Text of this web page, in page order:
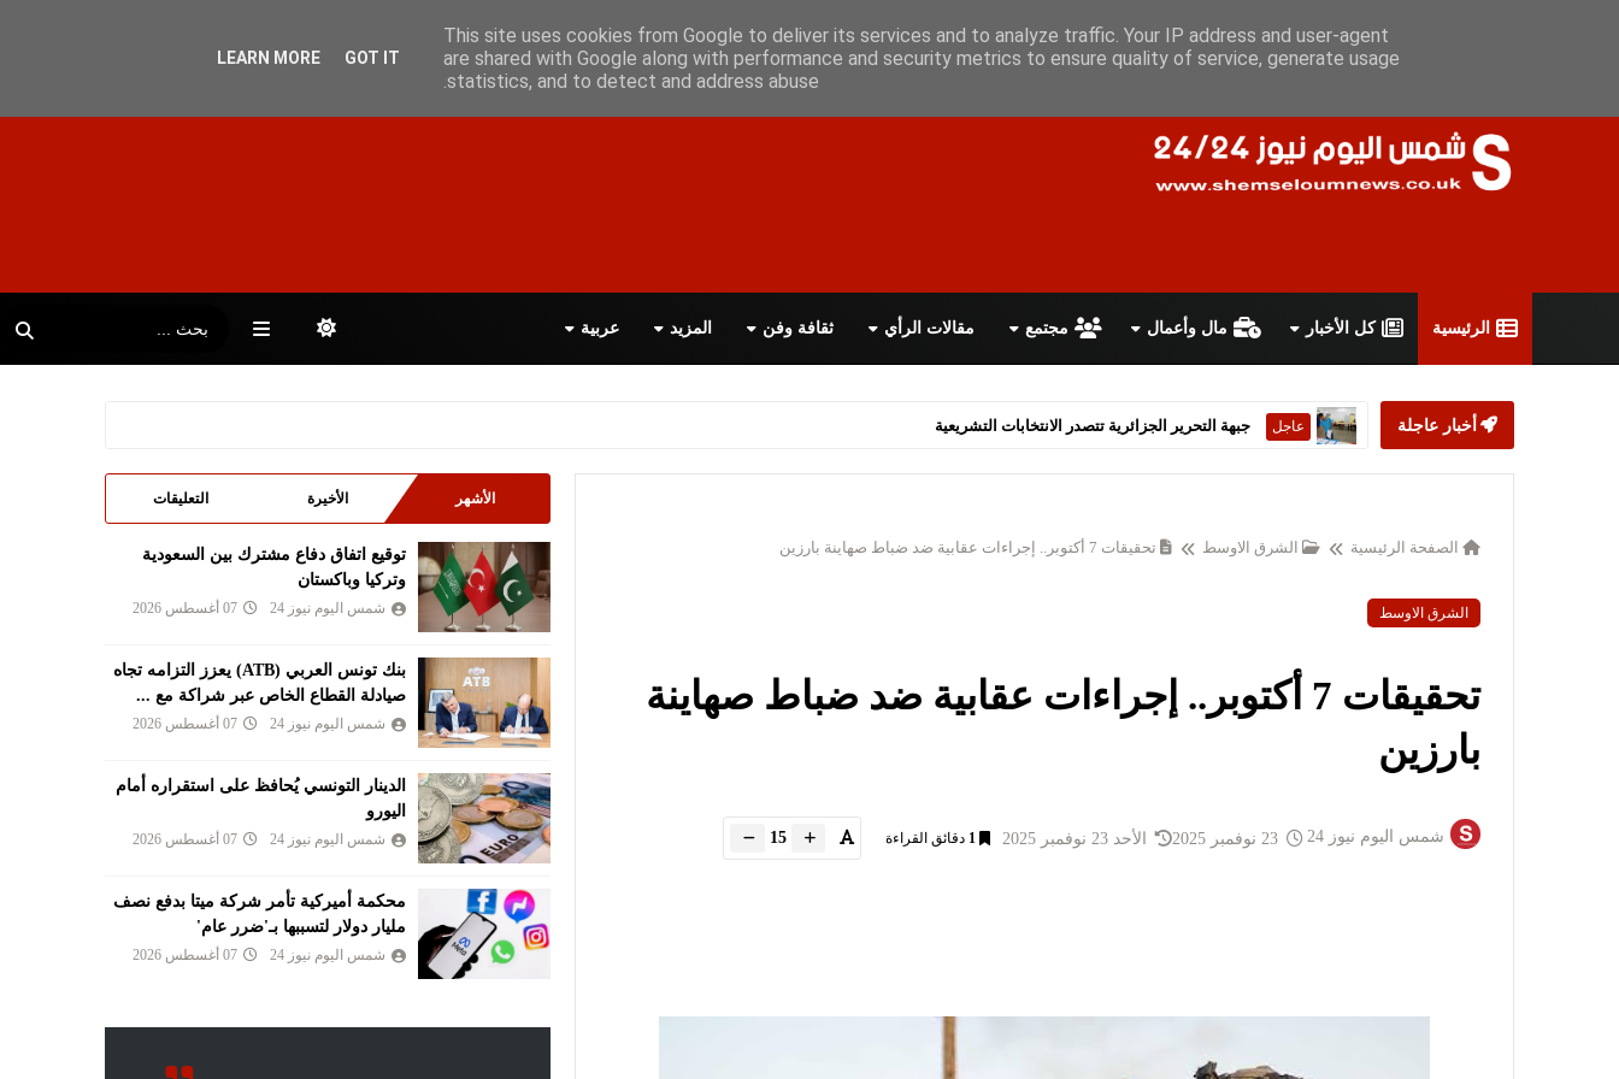
سياسة الخصوصية اتفاقية الاستخدام أعلن معانا اتصل بنا اقرأ الصحيفة PDF
الرئيسية كل الأخبار مال وأعمال مجتمع مقالات الرأي ثقافة وفن المزيد عربية
أخبار عاجلة عاجل ستارمر يعلن استقالته من رئاسة الحكومة البريطانية
الصفحة الرئيسية الشرق الاوسط تحقيقات 7 أكتوبر.. إجراءات عقابية ضد ضباط صهاينة بارزين
الشرق الاوسط
تحقيقات 7 أكتوبر.. إجراءات عقابية ضد ضباط صهاينة
بارزين
شمس اليوم نيوز 24 الأحد 23 نوفمبر 2025 1 دقائق القراءة 15
الأشهر الأخيرة التعليقات
توقيع اتفاق دفاع مشترك بين السعودية
وتركيا وباكستان
شمس اليوم نيوز 24 07 أغسطس 2026
بنك تونس العربي (ATB) يعزز التزامه تجاه
صيادلة القطاع الخاص عبر شراكة مع ...
شمس اليوم نيوز 24 07 أغسطس 2026
الدينار التونسي يُحافظ على استقراره أمام
اليورو
شمس اليوم نيوز 24 07 أغسطس 2026
محكمة أميركية تأمر شركة ميتا بدفع نصف
مليار دولار لتسببها بـ'ضرر عام'
شمس اليوم نيوز 24 07 أغسطس 2026
This site uses cookies from Google to deliver its services and to analyze traffic. Your IP address and user-agent
are shared with Google along with performance and security metrics to ensure quality of service, generate usage
statistics, and to detect and address abuse.
LEARN MORE GOT IT